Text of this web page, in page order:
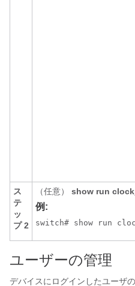
ス
テ
ッ
プ 2
（任意） show run
例:
switch# show run
ユーザーの管理
デバイスにログインしたユーザ